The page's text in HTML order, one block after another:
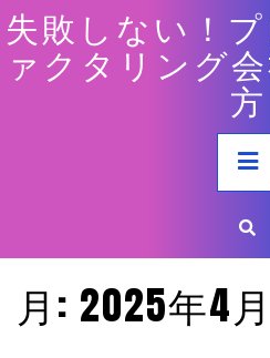
Skip
to
content
失敗しない！
ァクタリング
方
月: 2025年4月